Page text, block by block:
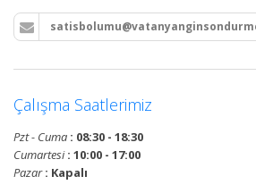
Çalışma Saatlerimiz
Pzt - Cuma : 08:30 - 18:30
Cumartesi: 10:00 - 17:00
Pazar: Kapalı